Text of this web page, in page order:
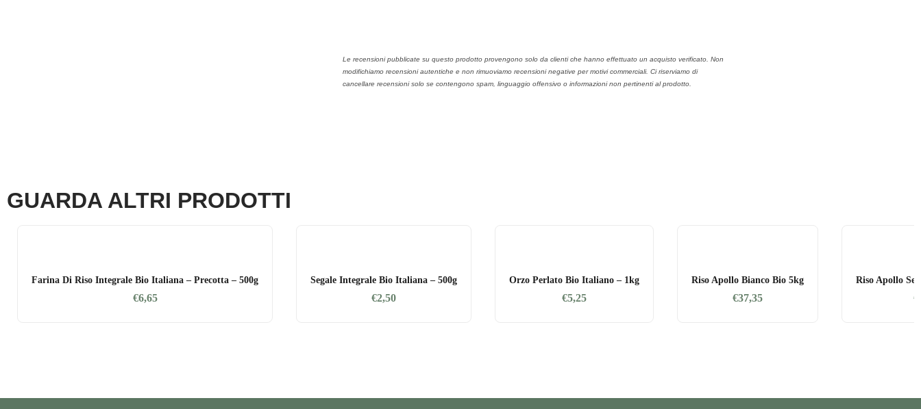
Le recensioni pubblicate su questo prodotto provengono solo da clienti che hanno effettuato un acquisto verificato. Non
modifichiamo recensioni autentiche e non rimuoviamo recensioni negative per motivi commerciali. Ci riserviamo di
cancellare recensioni solo se contengono spam, linguaggio offensivo o informazioni non pertinenti al prodotto.
GUARDA ALTRI PRODOTTI
Farina Di Riso Integrale Bio Italiana – Precotta – 500g
€6,65
Segale Integrale Bio Italiana – 500g
€2,50
Orzo Perlato Bio Italiano – 1kg
€5,25
Riso Apollo Bianco Bio 5kg
€37,35
Riso Apollo
€